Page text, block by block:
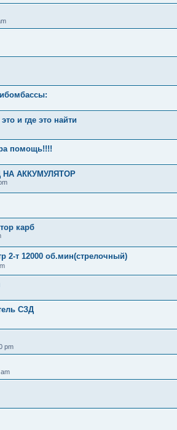
и где это найти
помощь!!!!
НА АККУМУЛЯТОР
карб
2-т 12000 об.мин(стрелочный)
СЗД
pm